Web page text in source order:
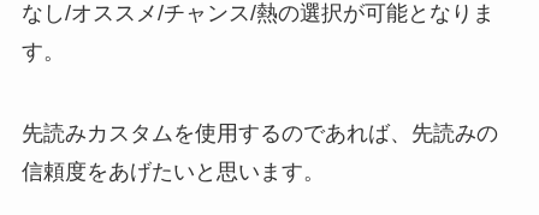
なし/オススメ/チャンス/熱の選択が可能となりま
す。
先読みカスタムを使用するのであれば、先読みの
信頼度をあげたいと思います。